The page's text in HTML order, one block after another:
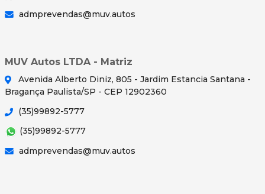
admprevendas@muv.autos
MUV Autos LTDA - Matriz
Avenida Alberto Diniz, 805 - Jardim Estancia Santana -
Bragança Paulista/SP - CEP 12902360
(35)99892-5777
(35)99892-5777
admprevendas@muv.autos